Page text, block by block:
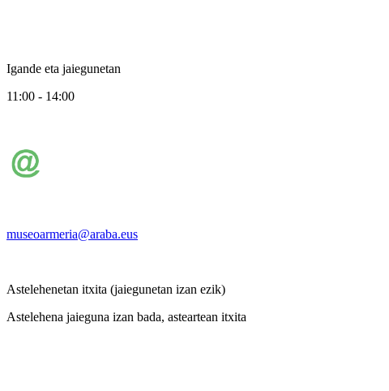
Igande eta jaiegunetan
11:00 - 14:00
museoarmeria@araba.eus
Astelehenetan itxita (jaiegunetan izan ezik)
Astelehena jaieguna izan bada, asteartean itxita